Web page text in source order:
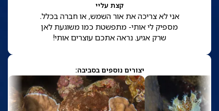
קצת עליי
אני לא צריכה את אור השמש, או חברה בכלל.
מספיק לי אותי- מתפשטת כמו משוגעת לאן
שרק אגיע. נראה אתכם עוצרים אותי!
יצורים נוספים בסביבה: